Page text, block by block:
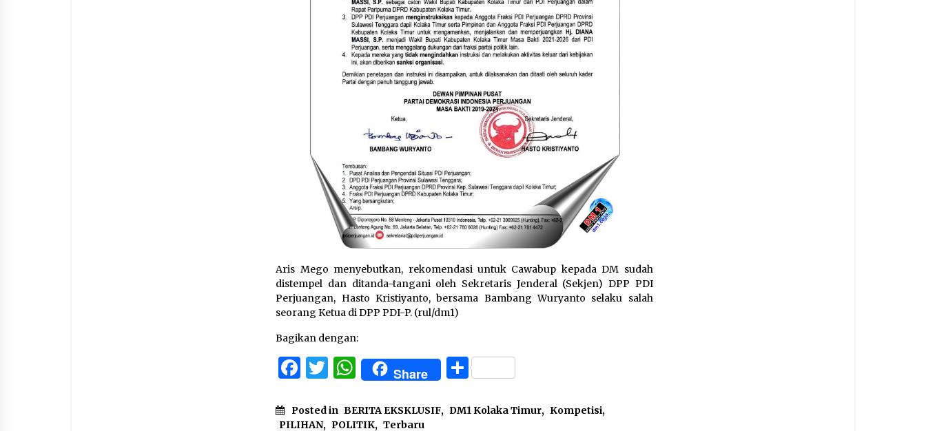
Aris Mego menyebutkan, rekomendasi untuk Cawabup kepada DM sudah
distempel dan ditanda-tangani oleh Sekretaris Jenderal (Sekjen) DPP PDI
Perjuangan, Hasto Kristiyanto, bersama Bambang Wuryanto selaku salah
seorang Ketua di DPP PDI-P. (rul/dm1)
Bagikan dengan:
Facebook
Twitter
WhatsApp
Share Share
Posted in BERITA EKSKLUSIF, DM1 Kolaka Timur, Kompetisi,
PILIHAN, POLITIK, Terbaru